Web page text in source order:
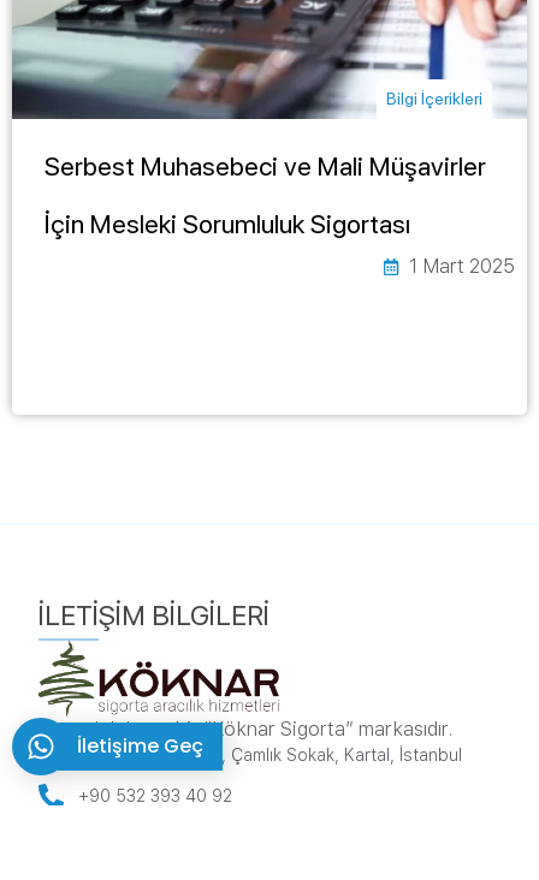
Bilgi İçerikleri
Serbest Muhasebeci ve Mali Müşavirler
İçin Mesleki Sorumluluk Sigortası
1 Mart 2025
İLETIŞIM BILGILERI
sorumluluk.net bir “Köknar Sigorta” markasıdır.
Karlıktepe, 1A/270, Çamlık Sokak, Kartal, İstanbul
+90 532 393 40 92
İletişime Geç